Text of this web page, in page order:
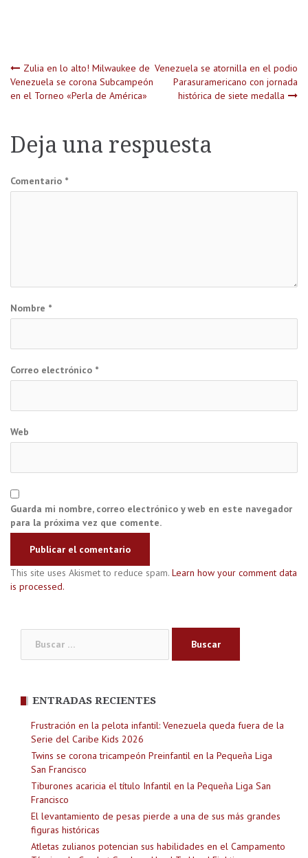
Navegación
de
entradas
Zulia en lo alto! Milwaukee de
Venezuela se corona Subcampeón
en el Torneo «Perla de América»
Venezuela se atornilla en el podio
Parasuramericano con jornada
histórica de siete medalla
Deja una respuesta
Comentario *
Nombre *
Correo electrónico *
Web
Guarda mi nombre, correo electrónico y web en este navegador
para la próxima vez que comente.
This site uses Akismet to reduce spam. Learn how your comment data
is processed.
ENTRADAS RECIENTES
Frustración en la pelota infantil: Venezuela queda fuera de la
Serie del Caribe Kids 2026
Twins se corona tricampeón Preinfantil en la Pequeña Liga
San Francisco
Tiburones acaricia el título Infantil en la Pequeña Liga San
Francisco
El levantamiento de pesas pierde a una de sus más grandes
figuras históricas
Atletas zulianos potencian sus habilidades en el Campamento